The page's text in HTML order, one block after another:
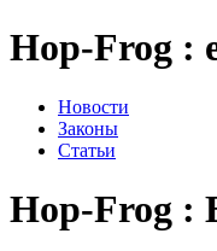
Hop-Frog :
Новости
Законы
Статьи
Hop-Frog :